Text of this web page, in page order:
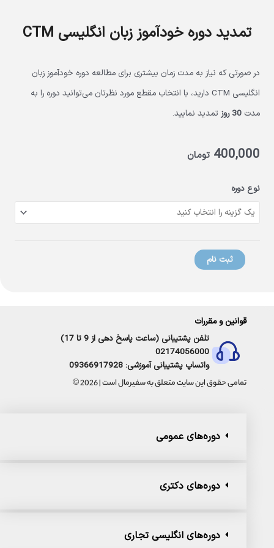
تمدید دوره خودآموز زبان انگلیسی CTM
در صورتی که نیاز به مدت زمان بیشتری برای مطالعه دوره خودآموز زبان
انگلیسی CTM دارید، با انتخاب مقطع مورد نظرتان می‌توانید دوره را به
مدت30 روز تمدید نمایید.
400,000 تومان
نوع دوره
تمدید
دوره
خودآموز
زبان
CTM
ثبت نام
قوانین و مقررات
تلفن پشتیبانی (ساعت پاسخ دهی از 9 تا 17)
02174056000
واتساپ پشتیبانی آموزشی: 09366917928
تمامی حقوق این سایت متعلق به سفیرمال است | 2026 ©
دوره‌های عمومی
دوره‌های دکتری
دوره‌های انگلیسی تجاری